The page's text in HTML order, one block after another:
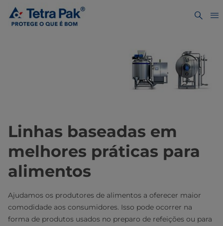
Linhas baseadas em
melhores práticas para
alimentos
Ajudamos os produtores de alimentos a oferecer maior
comodidade aos consumidores. Isso pode ocorrer na
forma de produtos usados no preparo de refeições ou para